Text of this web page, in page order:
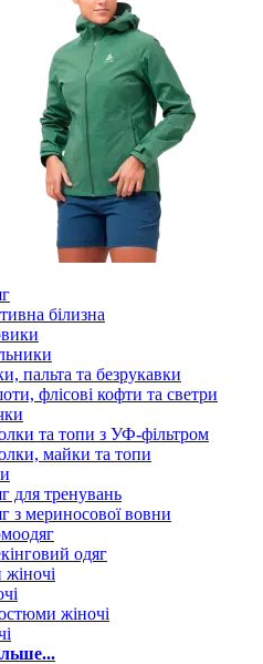
білизна
пальта та безрукавки
флісові кофти та светри
та топи з УФ-фільтром
майки та топи
для тренувань
з мериносової вовни
одяг
жіночі